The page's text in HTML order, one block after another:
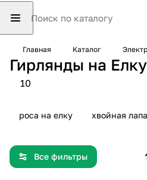
Главная Каталог
Гирлянды на
10
роса на елку хвойная
Все фильтры